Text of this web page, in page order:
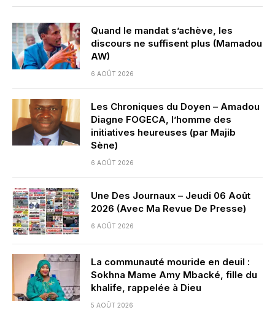
Quand le mandat s’achève, les
discours ne suffisent plus (Mamadou
AW)
6 AOÛT 2026
Les Chroniques du Doyen – Amadou
Diagne FOGECA, l’homme des
initiatives heureuses (par Majib
Sène)
6 AOÛT 2026
Une Des Journaux – Jeudi 06 Août
2026 (Avec Ma Revue De Presse)
6 AOÛT 2026
La communauté mouride en deuil :
Sokhna Mame Amy Mbacké, fille du
khalife, rappelée à Dieu
5 AOÛT 2026